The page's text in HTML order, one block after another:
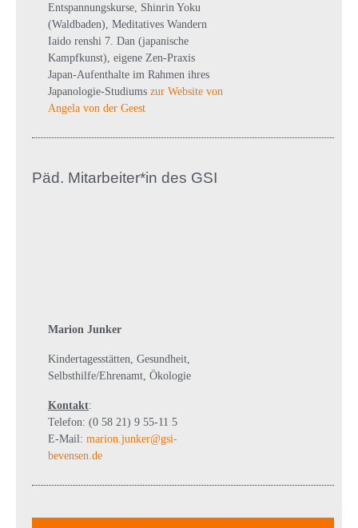
Entspannungskurse, Shinrin Yoku
(Waldbaden), Meditatives Wandern
Iaido renshi 7. Dan (japanische
Kampfkunst), eigene Zen-Praxis
Japan-Aufenthalte im Rahmen ihres
Japanologie-Studiums zur Website von
Angela von der Geest
Päd. Mitarbeiter*in des GSI
Marion Junker
Kindertagesstätten, Gesundheit,
Selbsthilfe/Ehrenamt, Ökologie
Kontakt:
Telefon: (0 58 21) 9 55-11 5
E-Mail: marion.junker@gsi-
bevensen.de